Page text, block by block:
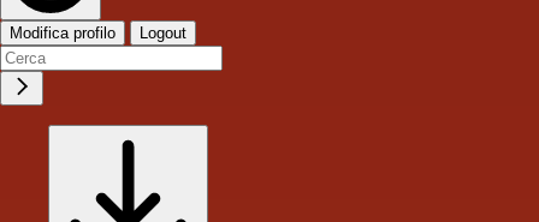
Modifica profilo Logout